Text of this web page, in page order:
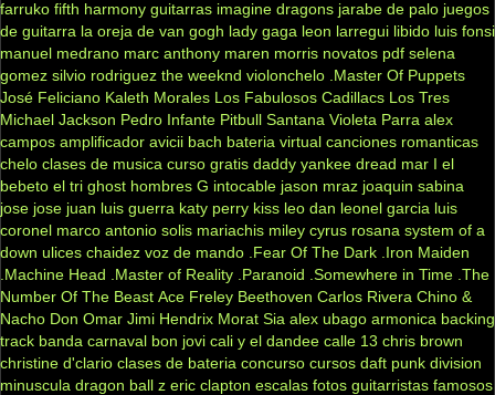
farruko fifth harmony guitarras imagine dragons jarabe de palo juegos
de guitarra la oreja de van gogh lady gaga leon larregui libido luis fonsi
manuel medrano marc anthony maren morris novatos pdf selena
gomez silvio rodriguez the weeknd violonchelo .Master Of Puppets
José Feliciano Kaleth Morales Los Fabulosos Cadillacs Los Tres
Michael Jackson Pedro Infante Pitbull Santana Violeta Parra alex
campos amplificador avicii bach bateria virtual canciones romanticas
chelo clases de musica curso gratis daddy yankee dread mar I el
bebeto el tri ghost hombres G intocable jason mraz joaquin sabina
jose jose juan luis guerra katy perry kiss leo dan leonel garcia luis
coronel marco antonio solis mariachis miley cyrus rosana system of a
down ulices chaidez voz de mando .Fear Of The Dark .Iron Maiden
.Machine Head
.Master of Reality .Paranoid .Somewhere in Time .The
Number Of The Beast Ace Freley Beethoven Carlos Rivera Chino &
Nacho Don Omar Jimi Hendrix Morat Sia alex ubago armonica backing
track banda carnaval bon jovi cali y el dandee calle 13 chris brown
christine d'clario clases de bateria concurso cursos daft punk division
minuscula dragon ball z eric clapton escalas fotos guitarristas famosos